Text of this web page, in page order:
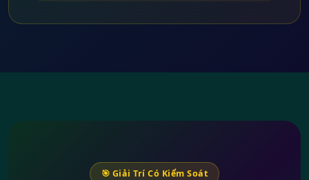
🎯 Giải Trí Có Kiểm Soát